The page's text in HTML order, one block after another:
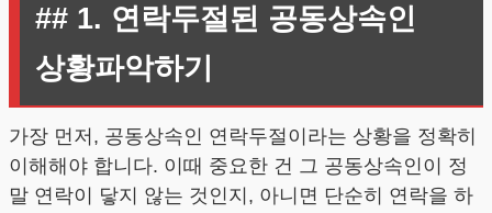
## 1. 연락두절된 공동상속인
상황파악하기
가장 먼저, 공동상속인 연락두절이라는 상황을 정확히
이해해야 합니다. 이때 중요한 건 그 공동상속인이 정
말 연락이 닿지 않는 것인지, 아니면 단순히 연락을 하